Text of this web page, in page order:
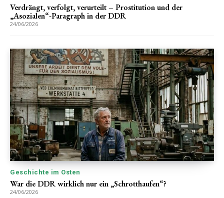
Verdrängt, verfolgt, verurteilt – Prostitution und der
„Asozialen“-Paragraph in der DDR
24/06/2026
Geschichte im Osten
War die DDR wirklich nur ein „Schrotthaufen“?
24/06/2026